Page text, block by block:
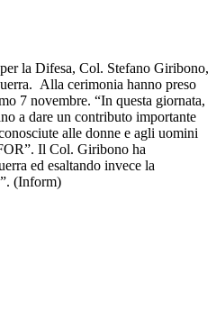
la Difesa, Col. Stefano Giribono,
Alla cerimonia hanno preso
7 novembre. “In questa giornata,
a dare un contributo importante
alle donne e agli uomini
Il Col. Giribono ha
ed esaltando invece la
(Inform)